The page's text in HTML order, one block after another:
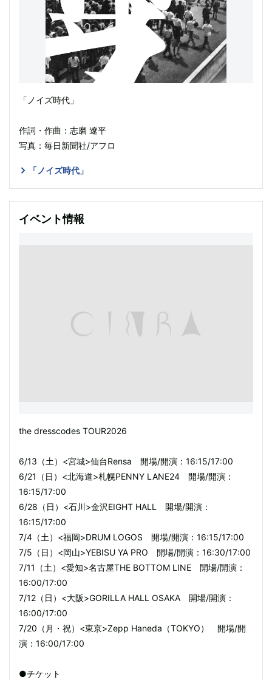
「ノイズ時代」
作詞・作曲：志磨 遼平
写真：毎日新聞社/アフロ
「ノイズ時代」
イベント情報
the dresscodes TOUR2026
6/13（土）<宮城>仙台Rensa 開場/開演：16:15/17:00
6/21（日）<北海道>札幌PENNY LANE24 開場/開演：
16:15/17:00
6/28（日）<石川>金沢EIGHT HALL 開場/開演：
16:15/17:00
7/4（土）<福岡>DRUM LOGOS 開場/開演：16:15/17:00
7/5（日）<岡山>YEBISU YA PRO 開場/開演：16:30/17:00
7/11（土）<愛知>名古屋THE BOTTOM LINE 開場/開演：
16:00/17:00
7/12（日）<大阪>GORILLA HALL OSAKA 開場/開演：
16:00/17:00
7/20（月・祝）<東京>Zepp Haneda（TOKYO） 開場/開
演：16:00/17:00
●チケット